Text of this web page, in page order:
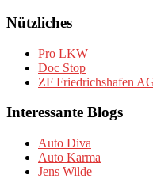
Nützliches
Pro LKW
Doc Stop
ZF Friedrichshafen
Interessante Blogs
Auto Diva
Auto Karma
Jens Wilde